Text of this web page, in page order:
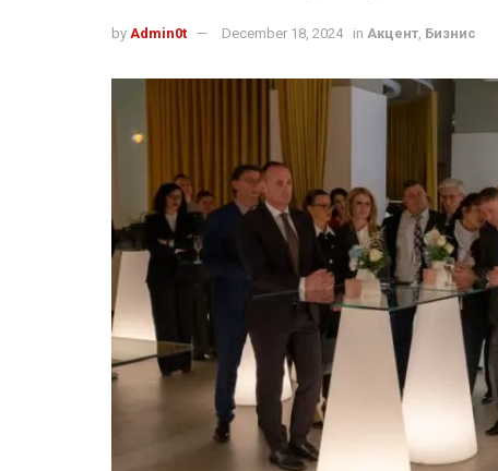
by Admin0t December 18, 2024 in Акцент, Бизнис